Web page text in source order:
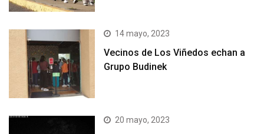
14 mayo, 2023
Vecinos de Los Viñedos echan a
Grupo Budinek
20 mayo, 2023